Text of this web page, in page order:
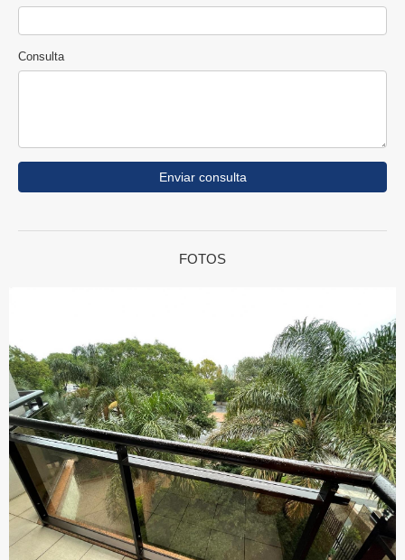
Consulta
Enviar consulta
FOTOS